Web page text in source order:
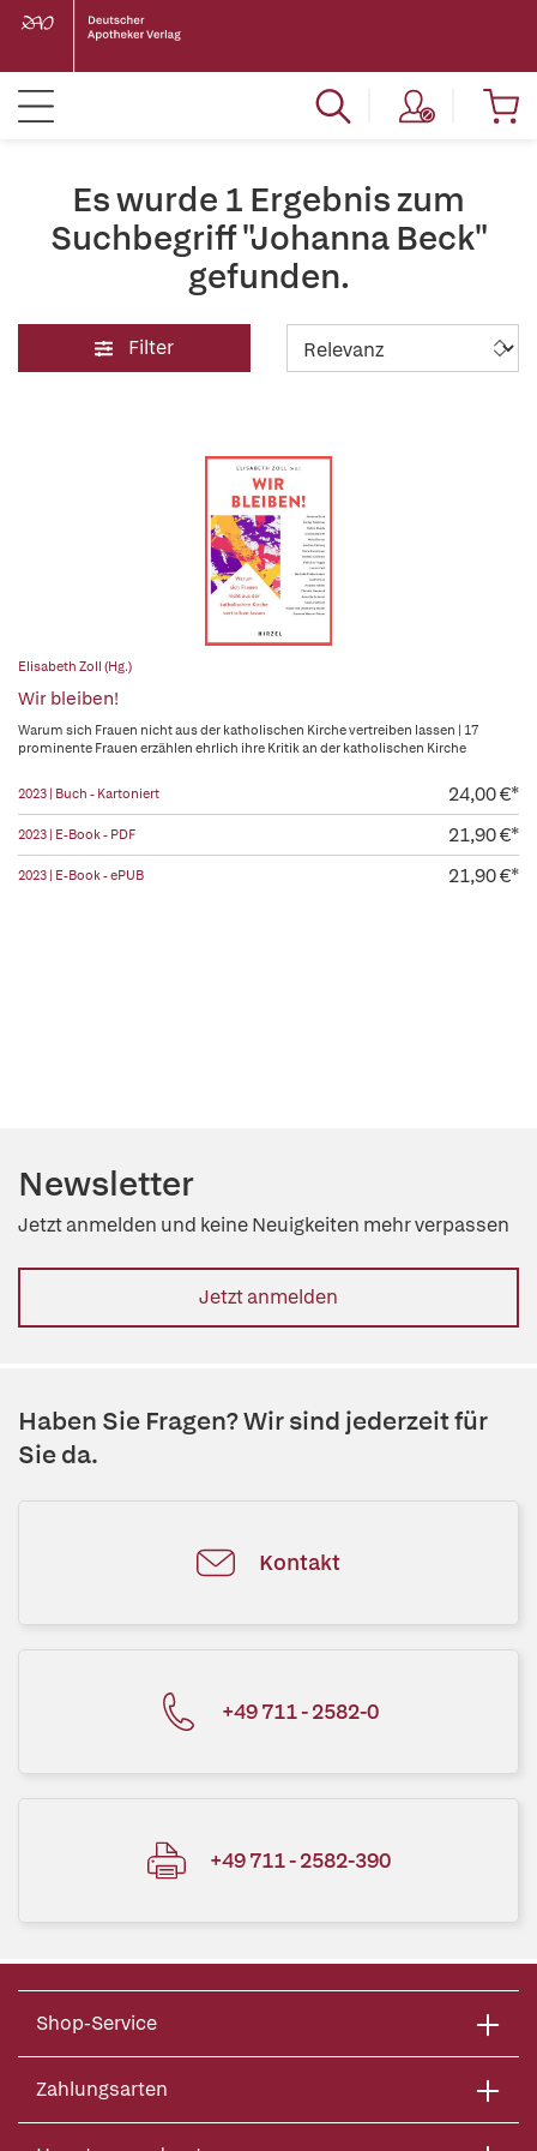
Es wurde 1 Ergebnis zum
Suchbegriff "Johanna Beck"
gefunden.
Filter
Elisabeth Zoll (Hg.)
Wir bleiben!
Warum sich Frauen nicht aus der katholischen Kirche vertreiben lassen | 17
prominente Frauen erzählen ehrlich ihre Kritik an der katholischen Kirche
2023 | Buch - Kartoniert 24,00 €*
2023 | E-Book - PDF 21,90 €*
2023 | E-Book - ePUB 21,90 €*
Newsletter
Jetzt anmelden und keine Neuigkeiten mehr verpassen
Jetzt anmelden
Haben Sie Fragen? Wir sind jederzeit für
Sie da.
Kontakt
+49 711 - 2582-0
+49 711 - 2582-390
Shop-Service
Zahlungsarten